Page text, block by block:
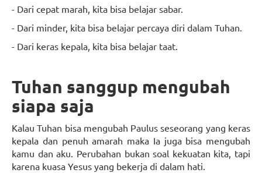
- Dari cepat marah, kita bisa belajar sabar.
- Dari minder, kita bisa belajar percaya diri dalam Tuhan.
- Dari keras kepala, kita bisa belajar taat.
Tuhan sanggup mengubah
siapa saja
Kalau Tuhan bisa mengubah Paulus seseorang yang keras
kepala dan penuh amarah maka Ia juga bisa mengubah
kamu dan aku. Perubahan bukan soal kekuatan kita, tapi
karena kuasa Yesus yang bekerja di dalam hati.